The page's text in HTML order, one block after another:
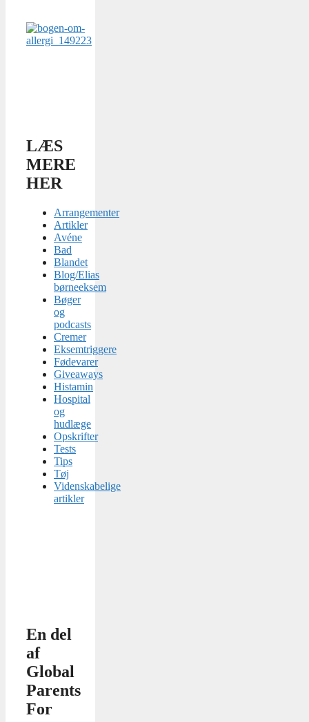
LÆS
MERE
HER
Arrangementer
Artikler
Avéne
Bad
Blandet
Blog/Elias
børneeksem
Bøger
og
podcasts
Cremer
Eksemtriggere
Fødevarer
Giveaways
Histamin
Hospital
og
hudlæge
Opskrifter
Tests
Tips
Tøj
Videnskabelige
artikler
En del
af
Global
Parents
For